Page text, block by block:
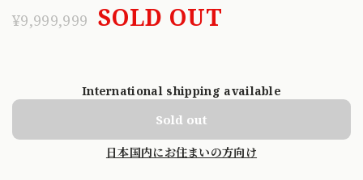
¥9,999,999 SOLD OUT
International shipping available
Sold out
日本国内にお住まいの方向け